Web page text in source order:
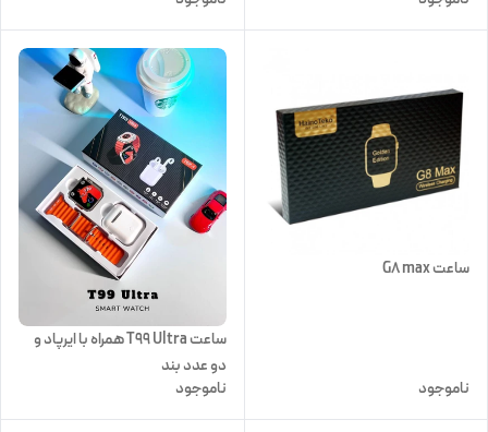
ساعت G8 max
ناموجود
ساعت T99 Ultra همراه با ایرپاد و
دو عدد بند
ناموجود